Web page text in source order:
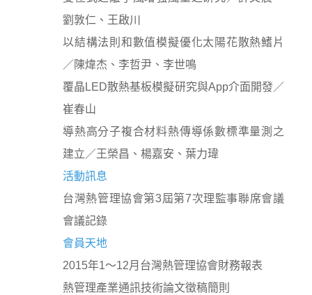
劉敦仁、王啟川
以結構法則和數值模擬優化太陽花散熱鰭片
／陳煒杰、李哲尹、李世鳴
覆晶LED散熱基板模擬研究與App介面開發／
崔春山
導熱高分子複合材料熱傳導係數標準量測之
建立／王榮昌、楊嘉安、葉力瑋
活動訊息
台灣熱管理協會第3屆第7次理監事聯席會議
會議記錄
會員天地
2015年1～12月台灣熱管理協會財務報表
熱管理產業通訊技術論文徵稿簡則